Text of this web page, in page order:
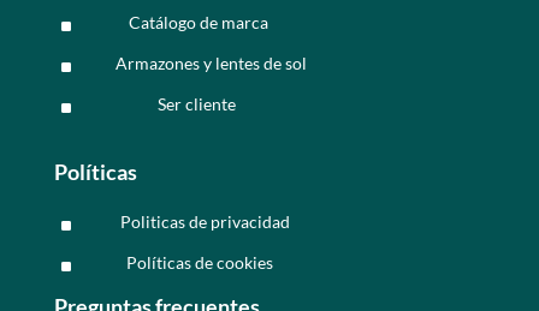
^ Catálogo de marca
^ Armazones y lentes de sol
^ Ser cliente
Políticas
^ Politicas de privacidad
^ Políticas de cookies